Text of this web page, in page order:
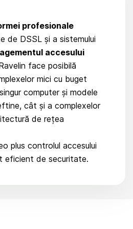
profesionale
de DSSL și a sistemului
accesului
face posibilă
mici cu buget
computer și modele
cât și a complexelor
de rețea
plus controlul accesului
eficient de securitate.